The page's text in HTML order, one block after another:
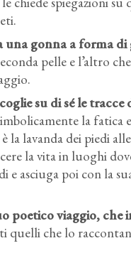
una gonna a forma
pelle e l’altro
su di sé le tracce
la fatica
la lavanda dei piedi
la vita in luoghi
e asciuga poi con la
poetico viaggio, che
quelli che lo